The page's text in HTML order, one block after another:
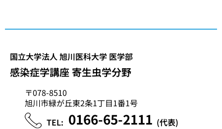
国立大学法人 旭川医科大学 医学部
感染症学講座 寄生虫学分野
〒078-8510
旭川市緑が丘東2条1丁目1番1号
TEL: 0166-65-2111 (代表)